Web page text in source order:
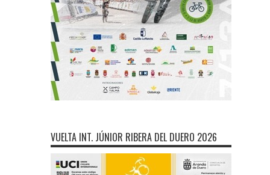
VUELTA INT. JÚNIOR RIBERA DEL DUERO 2026